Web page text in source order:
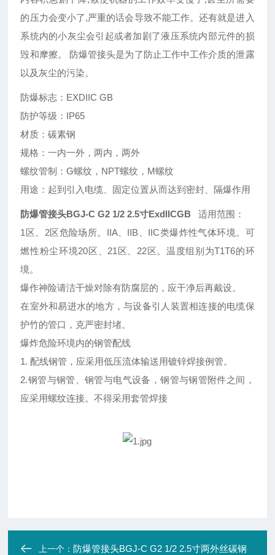
的压力会变小了,严重的话会导致不能工作。还有就是进入
系统内的小灰尘会引起或者加剧了液压系统内部元件的损
毁和摩擦。 防爆管接头是为了防止工作中工作介质的泄露
以及灰尘的污染。
防爆标志：EXDIIC GB
防护等级：IP65
材质：碳素钢
规格：一内一外，两内，两外
螺纹管制：G螺纹，NPT螺纹，M螺纹
用途：起到引入电缆、固定位置从而达到密封、隔爆作用
防爆管接头BGJ-C G2 1/2 2.5寸ExdIICGB
适用范围：
1区、2区危险场所。IIA、IIB、IIC类爆炸性气体环境。可
燃性粉尘环境20区、21区、22区。温度组别为T1T6的环
境。
爆作神险请洁干燥对除有防腐层的，应干净后再戴设。
在室外和易进水的地方，与设备引人装置相连接的电缆保
护竹的管口，克严密封堵。
爆炸危险环境内的钢管配线
1. 配线钢管，应采用低压流体输送用镀锌焊接例管。
2.钢管与钢管、钢管与电气设备，钢管与钢管附件之间，
应采用螺纹连接。不得采用套管焊接
上一个： 防爆管接头BGJ-C G2 1/2 2.5寸两外丝碳钢